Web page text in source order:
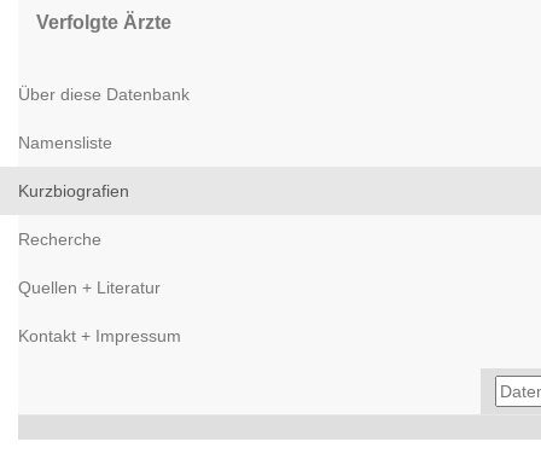
Verfolgte Ärzte
Über diese Datenbank
Namensliste
Kurzbiografien
Recherche
Quellen + Literatur
Kontakt + Impressum